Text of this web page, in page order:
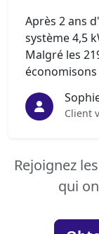
Après 2 ans
système 4,5
Malgré les
Client
Rejoignez
qui